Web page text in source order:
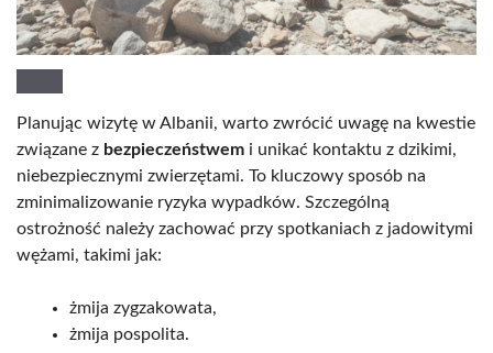
Planując wizytę w Albanii, warto zwrócić uwagę na kwestie
związane z bezpieczeństwem i unikać kontaktu z dzikimi,
niebezpiecznymi zwierzętami. To kluczowy sposób na
zminimalizowanie ryzyka wypadków. Szczególną
ostrożność należy zachować przy spotkaniach z jadowitymi
wężami, takimi jak:
żmija zygzakowata,
żmija pospolita.